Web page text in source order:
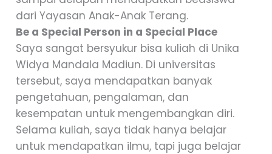
dari Yayasan Anak-Anak Terang.
Be a Special Person in a Special Place
Saya sangat bersyukur bisa kuliah di Unika
Widya Mandala Madiun. Di universitas
tersebut, saya mendapatkan banyak
pengetahuan, pengalaman, dan
kesempatan untuk mengembangkan diri.
Selama kuliah, saya tidak hanya belajar
untuk mendapatkan ilmu, tapi juga belajar